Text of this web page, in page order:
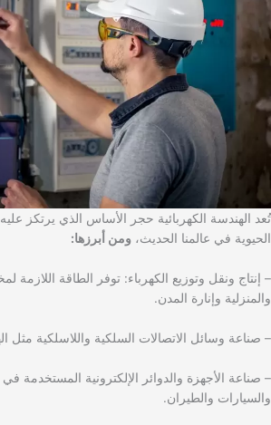
تُعد الهندسة الكهربائية حجر الأساس الذي يرتكز
الحيوية في عالمنا الحديث، ومن أبرزها:
– إنتاج ونقل وتوزيع الكهرباء: توفر الطاقة اللازمة
والمنزلية وإنارة المدن.
– صناعة وسائل الاتصالات السلكية واللاسلكية مثل
– صناعة الأجهزة والدوائر الإلكترونية المستخدمة
والسيارات والطيران.